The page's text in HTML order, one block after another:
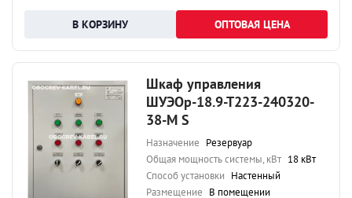
ОПТОВАЯ ЦЕНА
Шкаф управления
ШУЭОр-18.9-Т223-240320-
38-М S
Назначение Резервуар
Общая мощность системы, кВт 18 кВт
Способ установки Настенный
Размещение В помещении